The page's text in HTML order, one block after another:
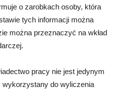
o zarobkach osoby, która
tych informacji można
można przeznaczyć na wkład
pracy nie jest jedynym
do wyliczenia